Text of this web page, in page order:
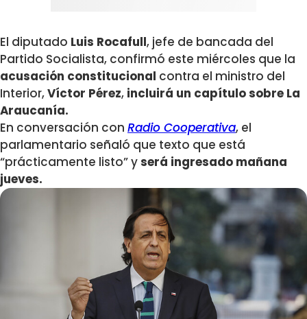
El diputado Luis Rocafull, jefe de bancada del
Partido Socialista, confirmó este miércoles que la
acusación constitucional contra el ministro del
Interior,Víctor Pérez, incluirá un capítulo sobre La
Araucanía.
En conversación con Radio Cooperativa, el
parlamentario señaló que texto que está
“prácticamente listo” yserá ingresado mañana
jueves.